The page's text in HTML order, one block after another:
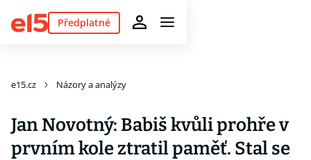
Předplatné
e15.cz Názory a analýzy
Jan Novotný: Babiš kvůli prohře v
prvním kole ztratil paměť. Stal se